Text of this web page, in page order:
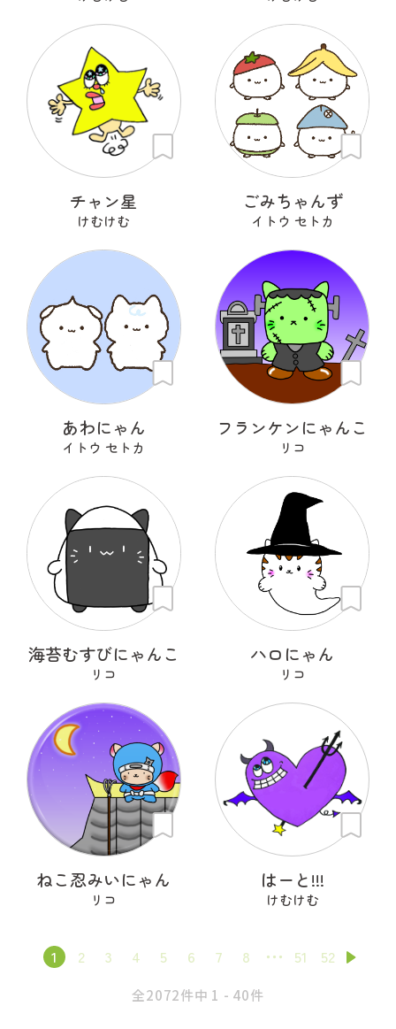
チャン星
けむけむ
ごみちゃんず
イトウ セトカ
あわにゃん
イトウ セトカ
フランケンにゃんこ
リコ
海苔むすびにゃんこ
リコ
ハロにゃん
リコ
ねこ忍みいにゃん
リコ
はーと!!!
けむけむ
1 2 3 4 5 6 7 8 51 52
全2072件中 1 - 40件